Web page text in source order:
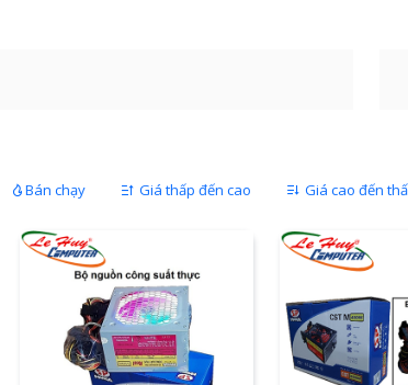
Bán chạy Giá thấp đến cao Giá cao đến